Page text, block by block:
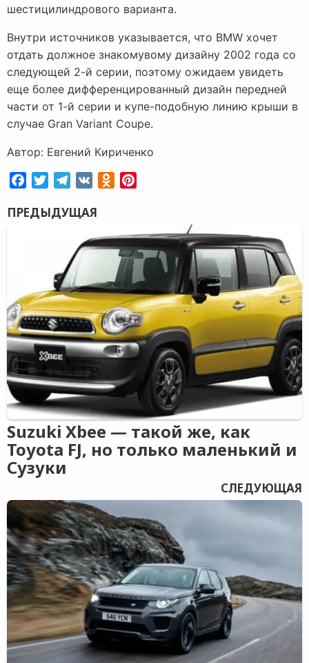
шестицилиндрового варианта.
Внутри источников указывается, что BMW хочет
отдать должное знакомувому дизайну 2002 года со
следующей 2-й серии, поэтому ожидаем увидеть
еще более дифференцированный дизайн передней
части от 1-й серии и купе-подобную линию крыши в
случае Gran Variant Coupe.
Автор: Евгений Кириченко
FacebookTwitterTelegram
VK Odnoklassniki
ПРЕДЫДУЩАЯ
Suzuki Xbee — такой же, как
Toyota FJ, но только маленький и
Сузуки
СЛЕДУЮЩАЯ